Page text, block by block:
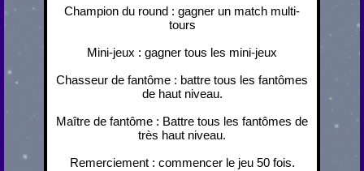
Champion du round : gagner un match multi-
tours
Mini-jeux : gagner tous les mini-jeux
Chasseur de fantôme : battre tous les fantômes
de haut niveau.
Maître de fantôme : Battre tous les fantômes de
très haut niveau.
Remerciement : commencer le jeu 50 fois.